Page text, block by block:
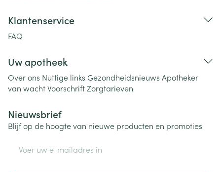
Klantenservice
FAQ
Uw apotheek
Over ons Nuttige links Gezondheidsnieuws Apotheker
van wachtVoorschriftZorgtarieven
Nieuwsbrief
Blijf op de hoogte van nieuwe producten en promoties